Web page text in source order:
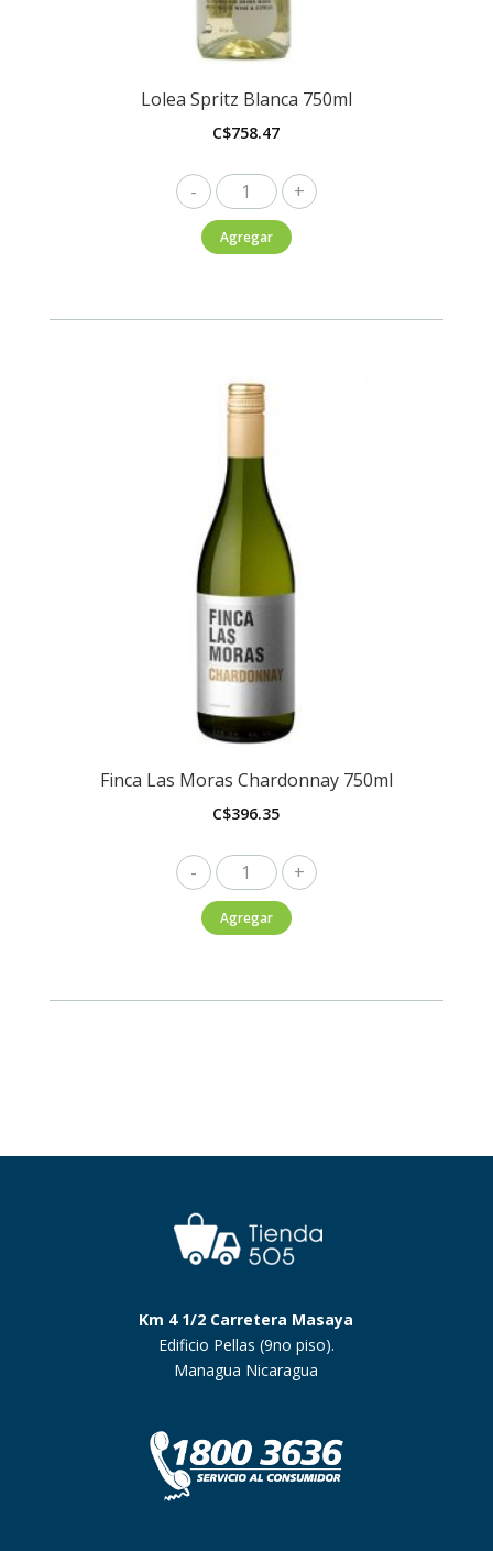
Lolea Spritz Blanca 750ml
C$758.47
Lolea
Spritz
Blanca
Agregar
Finca Las Moras Chardonnay 750ml
C$396.35
Finca
Las
Moras
Agregar
Km 4 1/2 Carretera Masaya
Edificio Pellas (9no piso).
Managua Nicaragua